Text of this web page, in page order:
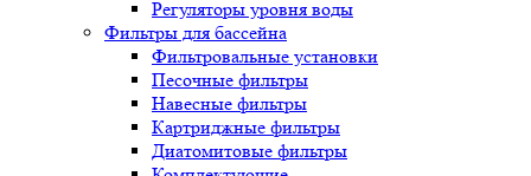
Регуляторы уровня воды
Фильтры для бассейна
Фильтровальные установки
Песочные фильтры
Навесные фильтры
Картриджные фильтры
Диатомитовые фильтры